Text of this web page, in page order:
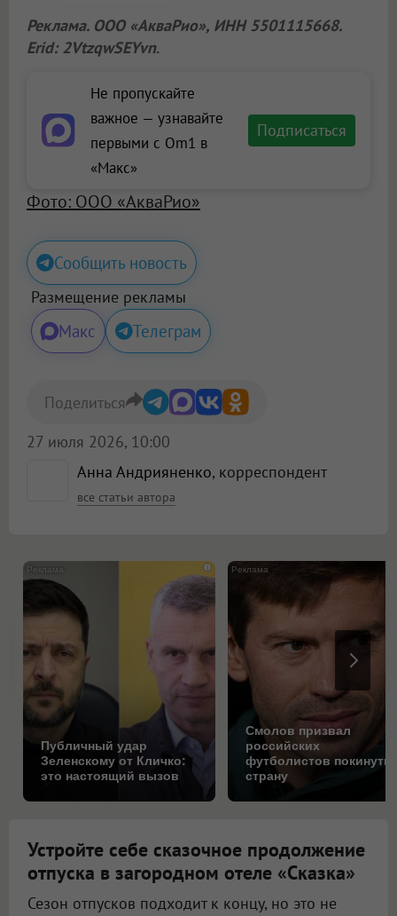
Реклама. ООО «АкваРио», ИНН 5501115668.
Erid: 2VtzqwSEYvn.
Не пропускайте
важное — узнавайте
первыми с Om1 в
«Макс»
Подписаться
Фото: ООО «АкваРио»
Сообщить новость
Размещение рекламы
Макс Телеграм
Анна Андрияненко, корреспондент
все статьи автора
27 июля 2026, 10:00
Поделиться
i
Публичный удар
Зеленскому от Кличко:
это настоящий вызов
Смолов призвал
российских
футболистов покинуть
страну
Устройте себе сказочное продолжение
отпуска в загородном отеле «Сказка»
Сезон отпусков подходит к концу, но это не